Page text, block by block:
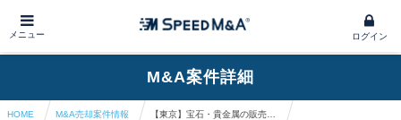
メニュー ログイン
M&A案件詳細
HOME M&A売却案件情報